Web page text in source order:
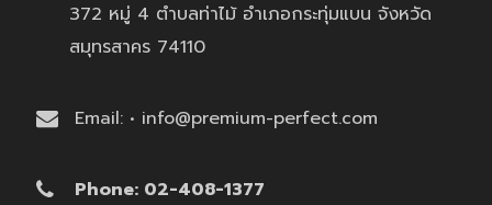
372 หมู่ 4 ตำบลท่าไม้ อำเภอกระทุ่มแบน จังหวัด
สมุทรสาคร 74110
Email: • info@premium-perfect.com
Phone: 02-408-1377